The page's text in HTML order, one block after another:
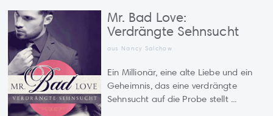
Mr. Bad Love:
Verdrängte Sehnsucht
aus Nancy Salchow
Ein Millionär, eine alte Liebe und ein
Geheimnis, das eine verdrängte
Sehnsucht auf die Probe stellt ...